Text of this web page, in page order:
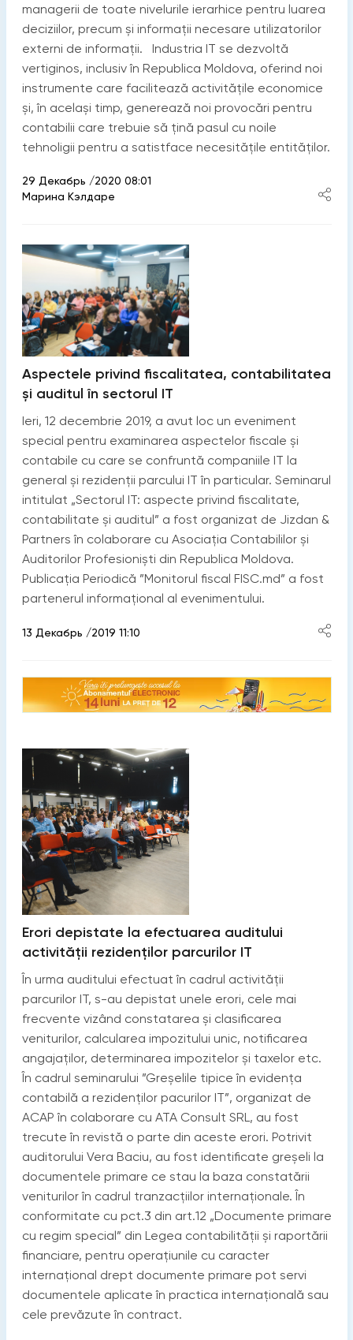
managerii de toate nivelurile ierarhice pentru luarea
deciziilor, precum și informații necesare utilizatorilor
externi de informaţii. Industria IT se dezvoltă
vertiginos, inclusiv în Republica Moldova, oferind noi
instrumente care facilitează activitățile economice
și, în același timp, generează noi provocări pentru
contabilii care trebuie să țină pasul cu noile
tehnoligii pentru a satistface necesitățile entităților.
29 Декабрь /2020 08:01
Марина Кэлдаре
Aspectele privind fiscalitatea, contabilitatea
și auditul în sectorul IT
Ieri, 12 decembrie 2019, a avut loc un eveniment
special pentru examinarea aspectelor fiscale și
contabile cu care se confruntă companiile IT la
general și rezidenții parcului IT în particular. Seminarul
intitulat „Sectorul IT: aspecte privind fiscalitate,
contabilitate și auditul” a fost organizat de Jizdan &
Partners în colaborare cu Asociația Contabililor și
Auditorilor Profesioniști din Republica Moldova.
Publicația Periodică ”Monitorul fiscal FISC.md” a fost
partenerul informațional al evenimentului.
13 Декабрь /2019 11:10
Erori depistate la efectuarea auditului
activității rezidenților parcurilor IT
În urma auditului efectuat în cadrul activității
parcurilor IT, s-au depistat unele erori, cele mai
frecvente vizând constatarea și clasificarea
veniturilor, calcularea impozitului unic, notificarea
angajaților, determinarea impozitelor și taxelor etc.
În cadrul seminarului ”Greșelile tipice în evidența
contabilă a rezidenților pacurilor IT”, organizat de
ACAP în colaborare cu ATA Consult SRL, au fost
trecute în revistă o parte din aceste erori. Potrivit
auditorului Vera Baciu, au fost identificate greșeli la
documentele primare ce stau la baza constatării
veniturilor în cadrul tranzacțiilor internaționale. În
conformitate cu pct.3 din art.12 „Documente primare
cu regim special” din Legea contabilității și raportării
financiare, pentru operațiunile cu caracter
internațional drept documente primare pot servi
documentele aplicate în practica internațională sau
cele prevăzute în contract.